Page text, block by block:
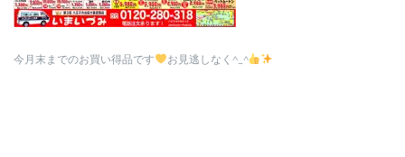
今月末までのお買い得品です お見逃しなく^_^